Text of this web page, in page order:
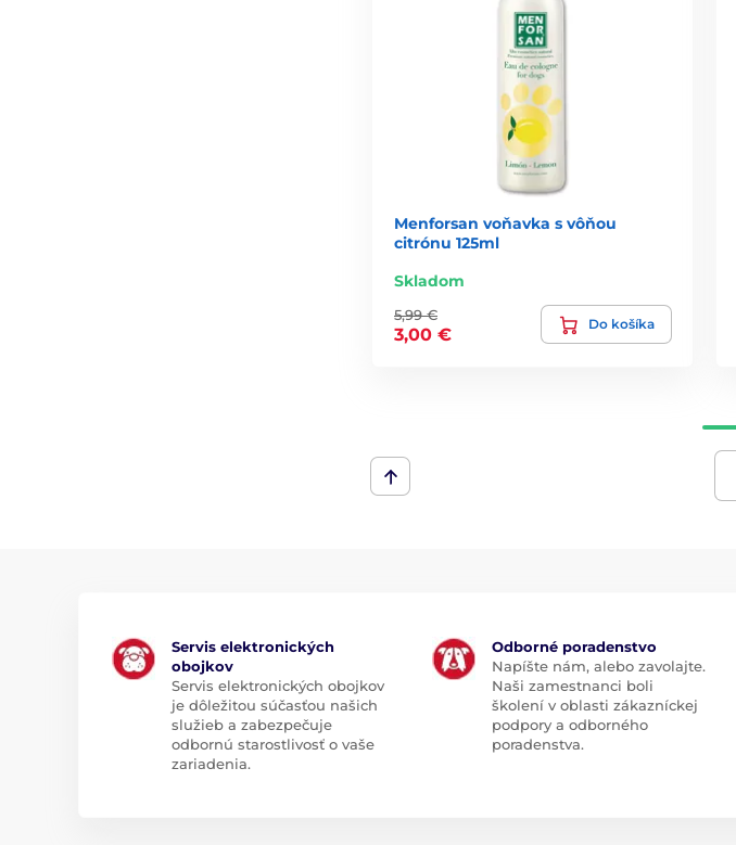
Menforsan voňavka s vôňou
citrónu 125ml
Skladom
5,99 €
3,00 €
Do košíka
Servis elektronických
obojkov
Servis elektronických obojkov
je dôležitou súčasťou našich
služieb a zabezpečuje
odbornú starostlivosť o vaše
zariadenia.
Odborné poradenstvo
Napíšte nám, alebo zavolajte.
Naši zamestnanci boli
školení v oblasti zákazníckej
podpory a odborného
poradenstva.